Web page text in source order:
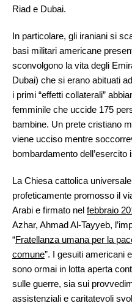
Riad e Dubai.
In particolare, gli iraniani si
basi militari americane
sconvolgono la vita degli
Dubai) che si erano abituati
i primi “effetti collaterali”
femminile che uccide 175
bambine. Un prete cristiano
viene ucciso mentre
bombardamento dell’esercito
La Chiesa cattolica
profeticamente promosso il
Arabi e firmato nel febbraio
Azhar, Ahmad Al-Tayyeb,
“Fratellanza umana per la
comune”. I gesuiti americani
sono ormai in lotta aperta
sulle guerre, sia sui
assistenziali e caritatevoli